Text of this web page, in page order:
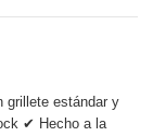
grillete estándar y
✔ Hecho a la